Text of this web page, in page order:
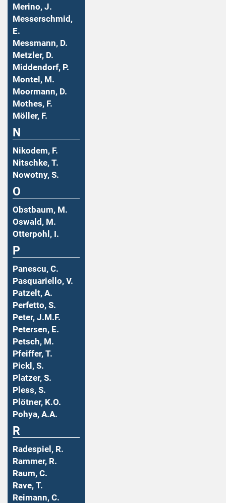
Merino, J.
Messerschmid,
E.
Messmann, D.
Metzler, D.
Middendorf, P.
Montel, M.
Moormann, D.
Mothes, F.
Möller, F.
N
Nikodem, F.
Nitschke, T.
Nowotny, S.
O
Obstbaum, M.
Oswald, M.
Otterpohl, I.
P
Panescu, C.
Pasquariello, V.
Patzelt, A.
Perfetto, S.
Peter, J.M.F.
Petersen, E.
Petsch, M.
Pfeiffer, T.
Pickl, S.
Platzer, S.
Pless, S.
Plötner, K.O.
Pohya, A.A.
R
Radespiel, R.
Rammer, R.
Raum, C.
Rave, T.
Reimann, C.